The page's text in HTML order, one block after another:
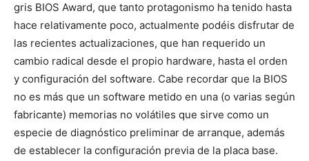
gris BIOS Award, que tanto protagonismo ha tenido hasta
hace relativamente poco, actualmente podéis disfrutar de
las recientes actualizaciones, que han requerido un
cambio radical desde el propio hardware, hasta el orden
y configuración del software. Cabe recordar que la BIOS
no es más que un software metido en una (o varias según
fabricante) memorias no volátiles que sirve como un
especie de diagnóstico preliminar de arranque, además
de establecer la configuración previa de la placa base.